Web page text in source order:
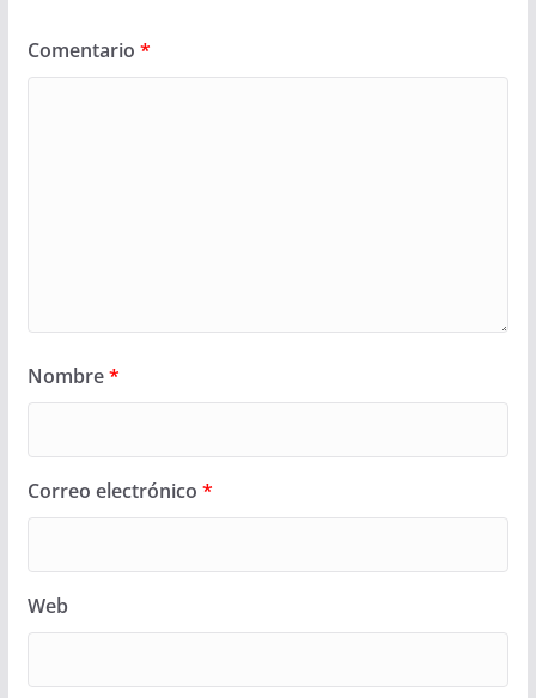
Comentario *
Nombre*
Correo electrónico *
Web